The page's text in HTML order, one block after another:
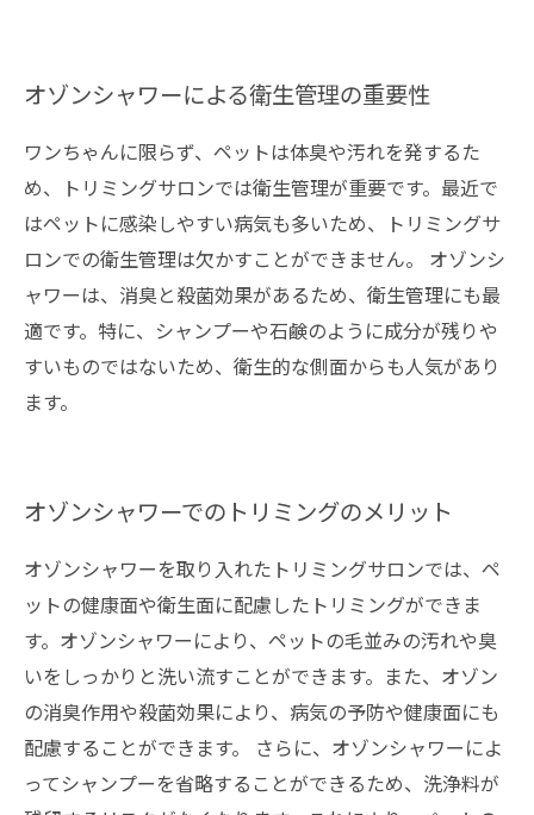
オゾンシャワーによる衛生管理の重要性
ワンちゃんに限らず、ペットは体臭や汚れを発するた
め、トリミングサロンでは衛生管理が重要です。最近で
はペットに感染しやすい病気も多いため、トリミングサ
ロンでの衛生管理は欠かすことができません。 オゾンシ
ャワーは、消臭と殺菌効果があるため、衛生管理にも最
適です。特に、シャンプーや石鹸のように成分が残りや
すいものではないため、衛生的な側面からも人気があり
ます。
オゾンシャワーでのトリミングのメリット
オゾンシャワーを取り入れたトリミングサロンでは、ペ
ットの健康面や衛生面に配慮したトリミングができま
す。オゾンシャワーにより、ペットの毛並みの汚れや臭
いをしっかりと洗い流すことができます。また、オゾン
の消臭作用や殺菌効果により、病気の予防や健康面にも
配慮することができます。 さらに、オゾンシャワーによ
ってシャンプーを省略することができるため、洗浄料が